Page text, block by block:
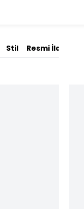
Stil Resmi İlanlar